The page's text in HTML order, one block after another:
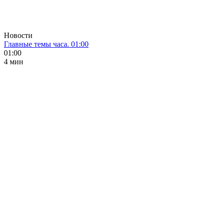
Новости
Главные темы часа. 01:00
01:00
4 мин